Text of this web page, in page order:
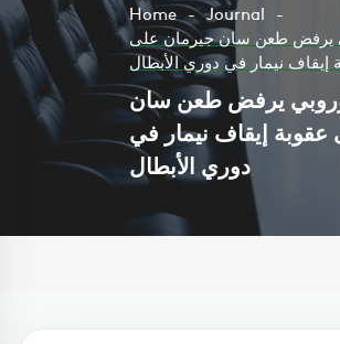
Home
Journal
يرفض طعن سان جيرمان على
إيقاف نيمار في دوري الأبطال
يرفض طعن سان
إيقاف نيمار في
دوري الأبطال